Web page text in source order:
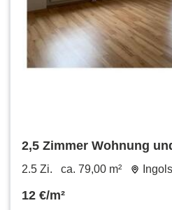
2,5 Zimmer Wohnung
Wohnung in Böhmfeld
2.5 Zi. ca. 79,00 m²
12 €/m²